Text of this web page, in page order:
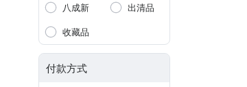
八成新
出清品
收藏品
付款方式